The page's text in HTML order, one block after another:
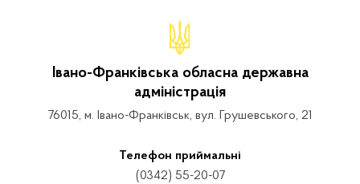
Івано-Франківська обласна державна
адміністрація
76015, м. Івано-Франківськ, вул. Грушевського, 21
Телефон приймальні
(0342) 55-20-07